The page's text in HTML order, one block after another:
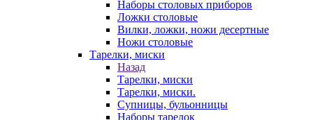
Наборы столовых приборов
Ложки столовые
Вилки, ложки, ножи десертные
Ножи столовые
Тарелки, миски
Назад
Тарелки, миски
Тарелки, миски.
Супницы, бульонницы
Наборы тарелок